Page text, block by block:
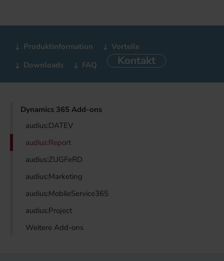
Produktinformation
Vorteile
Downloads
FAQ Kontakt
Dynamics 365 Add-ons
audius:DATEV
audius:Report
audius:ZUGFeRD
audius:Marketing
audius:MobileService365
audius:Project
Weitere Add-ons